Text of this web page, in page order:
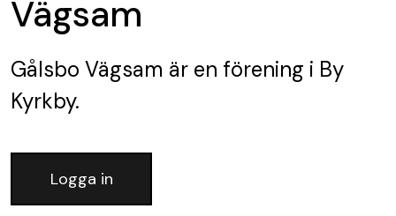
Vägsam
Gålsbo Vägsam är en förening i By
Kyrkby.
Logga in